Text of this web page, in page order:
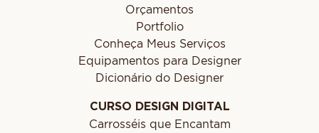
Orçamentos
Portfolio
Conheça Meus Serviços
Equipamentos para Designer
Dicionário do Designer
CURSO DESIGN DIGITAL
Carrosséis que Encantam